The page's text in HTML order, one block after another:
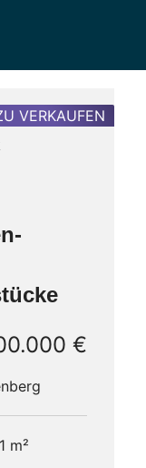
VERKAUFEN
€
m²